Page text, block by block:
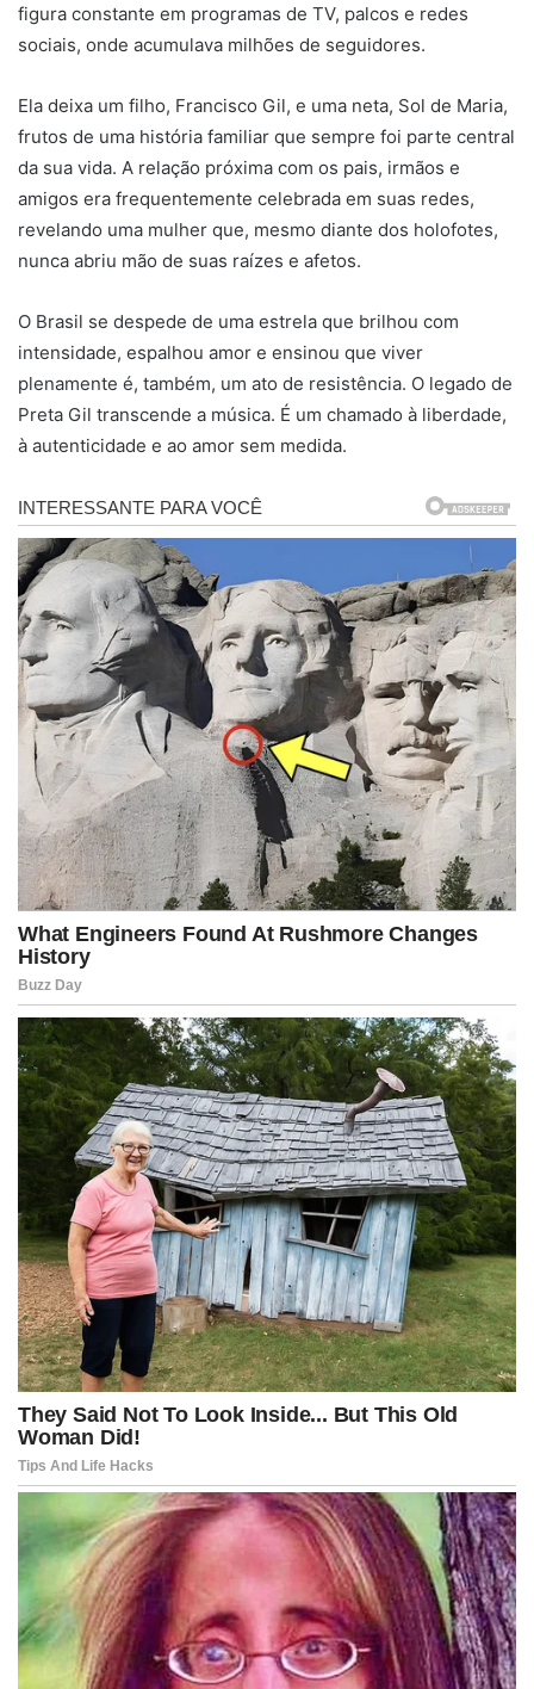
figura constante em programas de TV, palcos e redes
sociais, onde acumulava milhões de seguidores.
Ela deixa um filho, Francisco Gil, e uma neta, Sol de Maria,
frutos de uma história familiar que sempre foi parte central
da sua vida. A relação próxima com os pais, irmãos e
amigos era frequentemente celebrada em suas redes,
revelando uma mulher que, mesmo diante dos holofotes,
nunca abriu mão de suas raízes e afetos.
O Brasil se despede de uma estrela que brilhou com
intensidade, espalhou amor e ensinou que viver
plenamente é, também, um ato de resistência. O legado de
Preta Gil transcende a música. É um chamado à liberdade,
à autenticidade e ao amor sem medida.